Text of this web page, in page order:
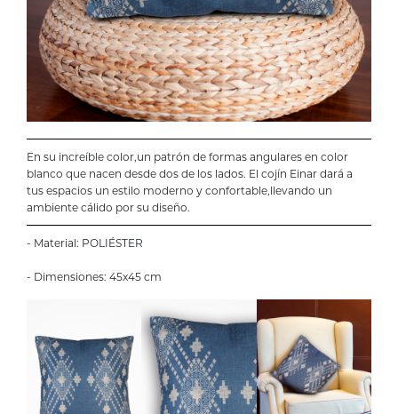
En su increíble color,un patrón de formas angulares en color
blanco que nacen desde dos de los lados. El cojín Einar dará a
tus espacios un estilo moderno y confortable,llevando un
ambiente cálido por su diseño.
- Material: POLIÉSTER
- Dimensiones: 45x45 cm